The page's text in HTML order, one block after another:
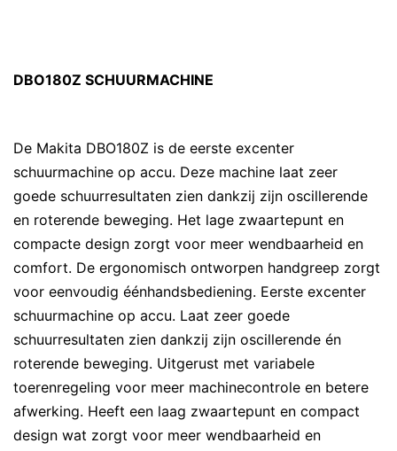
DBO180Z SCHUURMACHINE
De Makita DBO180Z is de eerste excenter
schuurmachine op accu. Deze machine laat zeer
goede schuurresultaten zien dankzij zijn oscillerende
en roterende beweging. Het lage zwaartepunt en
compacte design zorgt voor meer wendbaarheid en
comfort. De ergonomisch ontworpen handgreep zorgt
voor eenvoudig éénhandsbediening. Eerste excenter
schuurmachine op accu. Laat zeer goede
schuurresultaten zien dankzij zijn oscillerende én
roterende beweging. Uitgerust met variabele
toerenregeling voor meer machinecontrole en betere
afwerking. Heeft een laag zwaartepunt en compact
design wat zorgt voor meer wendbaarheid en